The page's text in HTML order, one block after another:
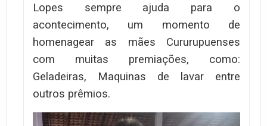
Lopes sempre ajuda para o
acontecimento, um momento de
homenagear as mães Cururupuenses
com muitas premiações, como:
Geladeiras, Maquinas de lavar entre
outros prêmios.